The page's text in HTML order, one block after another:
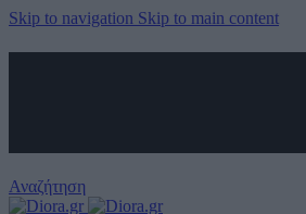
Skip to navigation Skip to main content
Αναζήτηση